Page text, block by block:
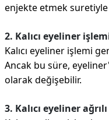
enjekte etmek
2. Kalıcı eyeliner
Kalıcı eyeliner işlemi
Ancak bu süre,
olarak değişebilir.
3. Kalıcı eyeliner